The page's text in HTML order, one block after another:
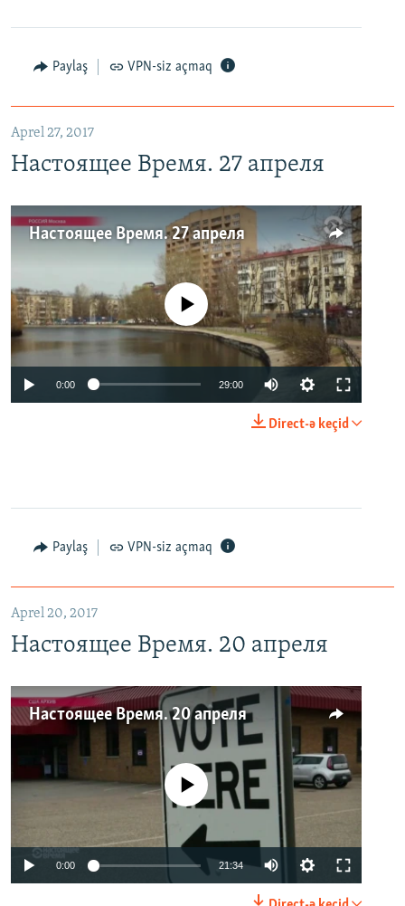
Paylaş VPN-siz açmaq
Aprel 27, 2017
Настоящее Время. 27 апреля
Настоящее Время. 27 апреля
No media source currently available
0:00 29:00
Direct-ə keçid
Paylaş VPN-siz açmaq
Aprel 20, 2017
Настоящее Время. 20 апреля
Настоящее Время. 20 апреля
No media source currently available
0:00 21:34